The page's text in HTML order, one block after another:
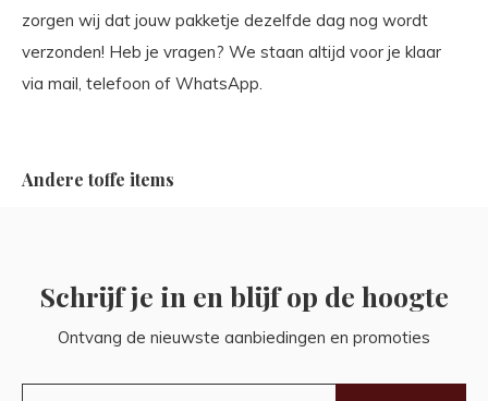
zorgen wij dat jouw pakketje dezelfde dag nog wordt
verzonden! Heb je vragen? We staan altijd voor je klaar
via mail, telefoon of WhatsApp.
Andere toffe items
Schrijf je in en blijf op de hoogte
Ontvang de nieuwste aanbiedingen en promoties